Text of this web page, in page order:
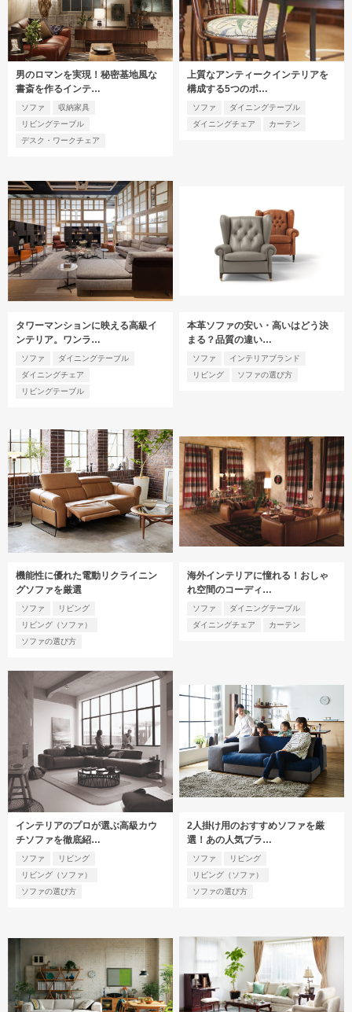
男のロマンを実現！秘密基地風な
書斎を作るインテ…
ソファ
収納家具
リビングテーブル
デスク・ワークチェア
上質なアンティークインテリアを
構成する5つのポ…
ソファ
ダイニングテーブル
ダイニングチェア
カーテン
タワーマンションに映える高級イ
ンテリア。ワンラ…
ソファ
ダイニングテーブル
ダイニングチェア
リビングテーブル
本革ソファの安い・高いはどう決
まる？品質の違い…
ソファ
インテリアブランド
リビング
ソファの選び方
機能性に優れた電動リクライニン
グソファを厳選
ソファ
リビング
リビング（ソファ）
ソファの選び方
海外インテリアに憧れる！おしゃ
れ空間のコーディ…
ソファ
ダイニングテーブル
ダイニングチェア
カーテン
インテリアのプロが選ぶ高級カウ
チソファを徹底紹…
ソファ
リビング
リビング（ソファ）
ソファの選び方
2人掛け用のおすすめソファを厳
選！あの人気ブラ…
ソファ
リビング
リビング（ソファ）
ソファの選び方